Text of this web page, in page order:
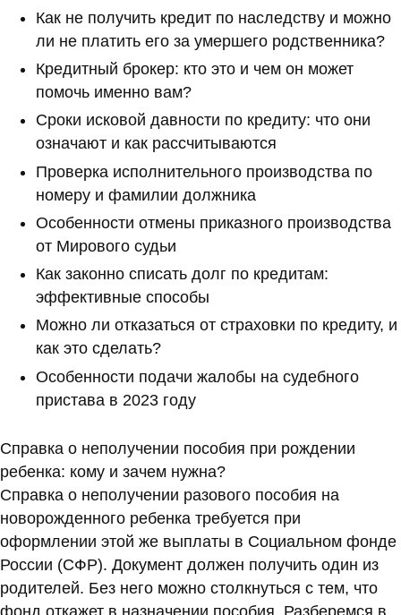
Как не получить кредит по наследству и можно
ли не платить его за умершего родственника?
Кредитный брокер: кто это и чем он может
помочь именно вам?
Сроки исковой давности по кредиту: что они
означают и как рассчитываются
Проверка исполнительного производства по
номеру и фамилии должника
Особенности отмены приказного производства
от Мирового судьи
Как законно списать долг по кредитам:
эффективные способы
Можно ли отказаться от страховки по кредиту, и
как это сделать?
Особенности подачи жалобы на судебного
пристава в 2023 году
Справка о неполучении пособия при рождении
ребенка: кому и зачем нужна?
Справка о неполучении разового пособия на
новорожденного ребенка требуется при
оформлении этой же выплаты в Социальном фонде
России (СФР). Документ должен получить один из
родителей. Без него можно столкнуться с тем, что
фонд откажет в назначении пособия. Разберемся в